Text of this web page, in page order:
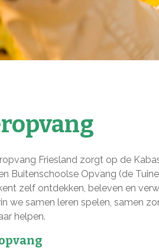
Friesland zorgt op de
Buitenschoolse Opvang (de
zelf ontdekken, beleven en
we samen leren spelen, samen
helpen.